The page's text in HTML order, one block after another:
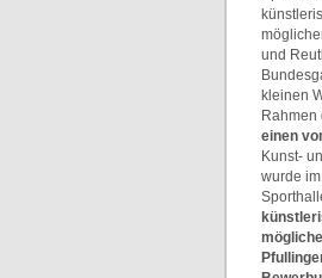
und
kleinen
einen
Kunst-
wurde